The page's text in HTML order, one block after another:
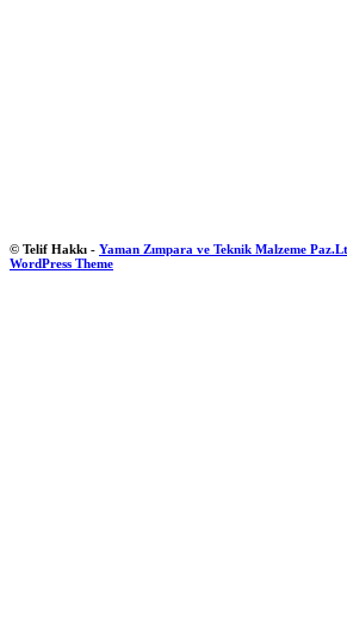
© Telif Hakkı - Yaman Zımpara ve Teknik Malzeme
WordPress Theme